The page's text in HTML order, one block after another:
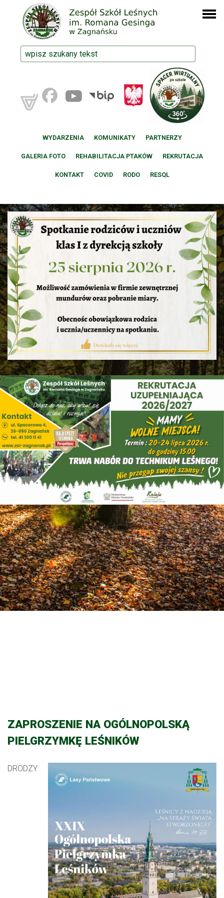
WYDARZENIA KOMUNIKATY PARTNERZY
GALERIA FOTO REHABILITACJA PTAKÓW REKRUTACJA
KONTAKT COVID RODO RESQL
ZAPROSZENIE NA OGÓLNOPOLSKĄ
PIELGRZYMKĘ LEŚNIKÓW
DRODZY